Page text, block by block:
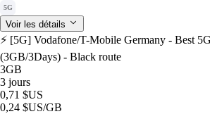
5G
Voir les détails
⚡️ [5G] Vodafone/T-Mobile Germany - Best
(3GB/3Days) - Black route
3GB
3 jours
0,71 $US
0,24 $US/GB